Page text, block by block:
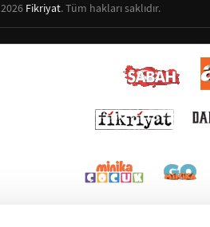
2026 Fikriyat. Tüm hakları saklıdır.